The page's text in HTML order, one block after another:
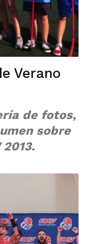
Verano
de fotos,
sobre